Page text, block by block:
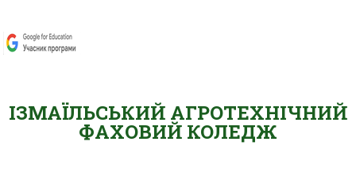
ІЗМАЇЛЬСЬКИЙ АГРОТЕХНІЧНИЙ
ФАХОВИЙ КОЛЕДЖ